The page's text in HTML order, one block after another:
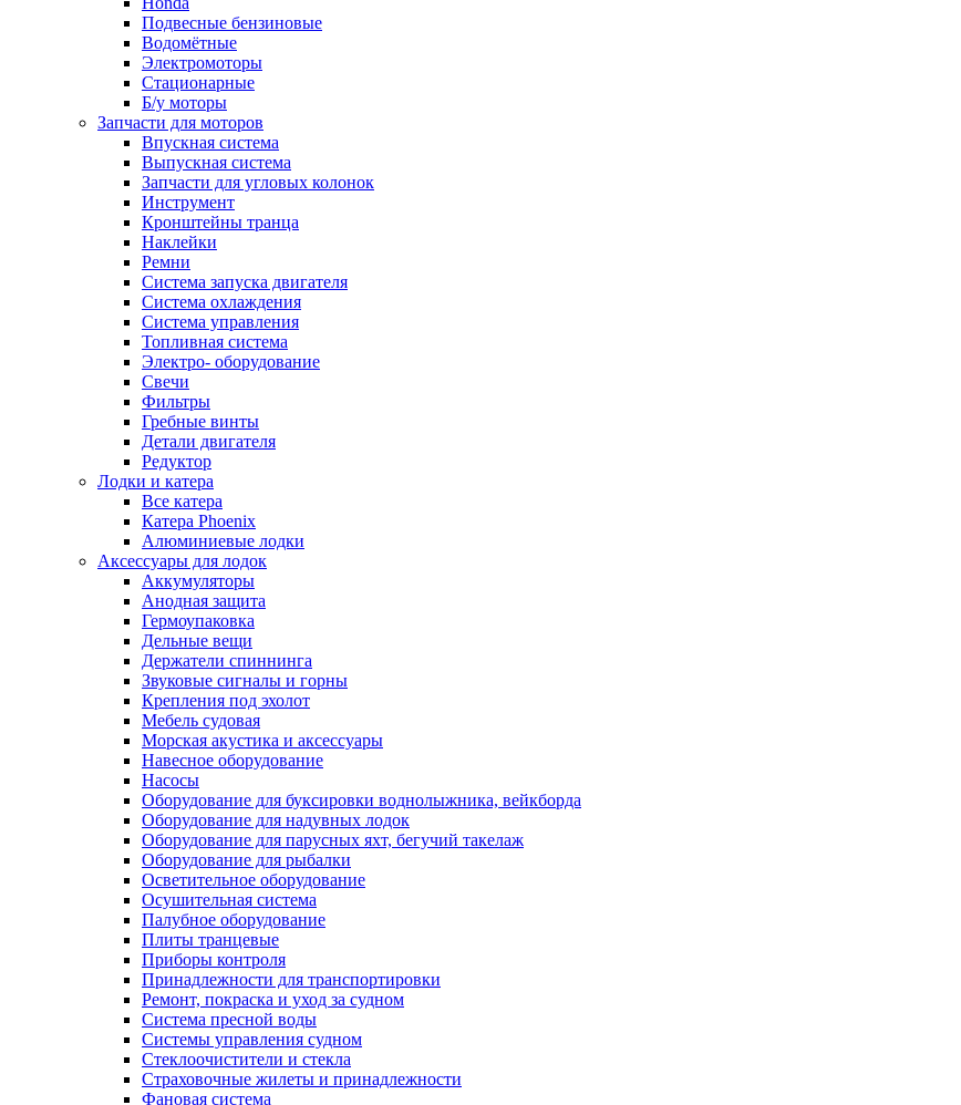
Подвесные бензиновые
Водомётные
Электромоторы
Стационарные
Б/у моторы
Запчасти для моторов
Впускная система
Выпускная система
Запчасти для угловых колонок
Инструмент
Кронштейны транца
Наклейки
Ремни
Система запуска двигателя
Система охлаждения
Система управления
Топливная система
Электро- оборудование
Свечи
Фильтры
Гребные винты
Детали двигателя
Редуктор
Лодки и катера
Все катера
Катера Phoenix
Алюминиевые лодки
Аксессуары для лодок
Аккумуляторы
Анодная защита
Гермоупаковка
Дельные вещи
Держатели спиннинга
Звуковые сигналы и горны
Крепления под эхолот
Мебель судовая
Морская акустика и аксессуары
Навесное оборудование
Насосы
Оборудование для буксировки воднолыжника, вейкборда
Оборудование для надувных лодок
Оборудование для парусных яхт, бегучий такелаж
Оборудование для рыбалки
Осветительное оборудование
Осушительная система
Палубное оборудование
Плиты транцевые
Приборы контроля
Принадлежности для транспортировки
Ремонт, покраска и уход за судном
Система пресной воды
Системы управления судном
Стеклоочистители и стекла
Страховочные жилеты и принадлежности
Фановая система